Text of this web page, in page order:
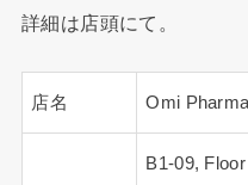
詳細は店頭にて。
店名 Omi Pharma
B1-09,